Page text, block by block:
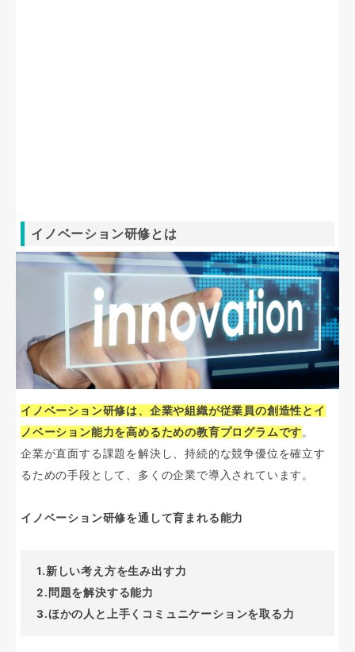
イノベーション研修とは
イノベーション研修は、企業や組織が従業員の創造性とイ
ノベーション能力を高めるための教育プログラムです。
企業が直面する課題を解決し、持続的な競争優位を確立す
るための手段として、多くの企業で導入されています。
イノベーション研修を通して育まれる能力
1.新しい考え方を生み出す力
2.問題を解決する能力
3.ほかの人と上手くコミュニケーションを取る力